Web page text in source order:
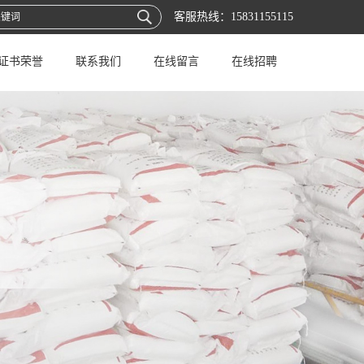
客服热线： 15831155115
书荣誉 联系我们 在线留言 在线招聘